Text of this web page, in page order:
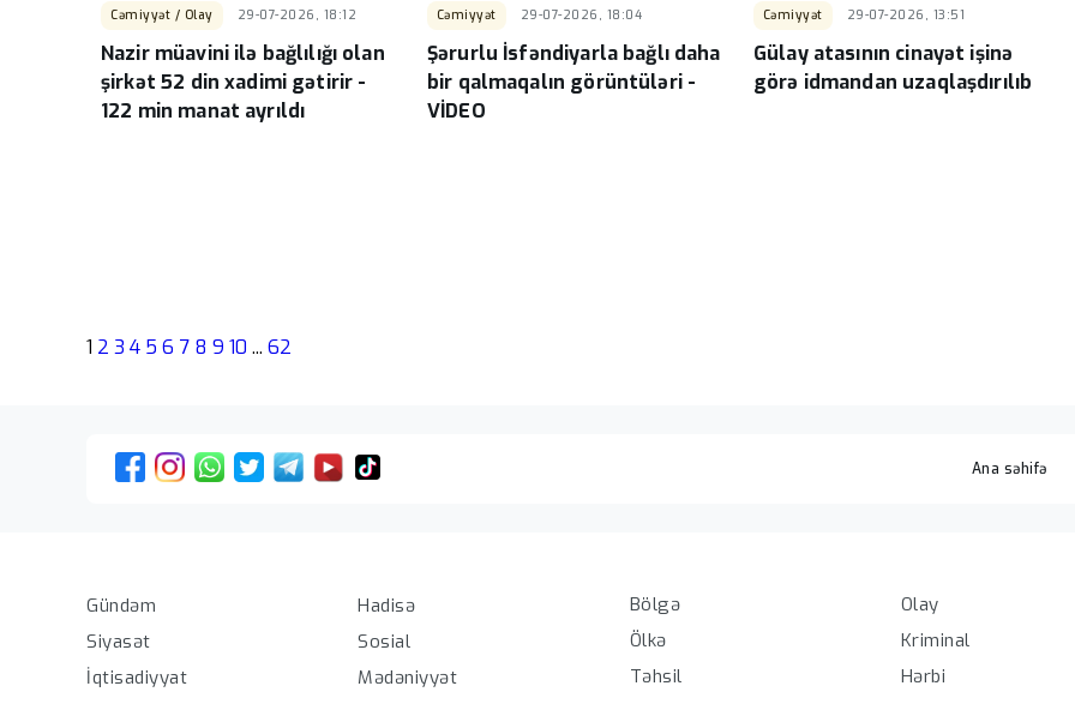
Cəmiyyət / Olay 29-07-2026, 18:12
Nazir müavini ilə bağlılığı olan
şirkət 52 din xadimi gətirir -
122 min manat ayrıldı
Cəmiyyət 29-07-2026, 18:04
Şərurlu İsfəndiyarla bağlı daha
bir qalmaqalın görüntüləri -
VİDEO
Cəmiyyət 29-07-2026, 13:51
Gülay atasının cinayət işinə
görə idmandan uzaqlaşdırılıb
1 2 3 4 5 6 7 8 9 10 ... 62
Ana səhifə
Gündəm
Siyasət
İqtisadiyyat
Hadisə
Sosial
Mədəniyyət
Bölgə
Ölkə
Təhsil
Olay
Kriminal
Hərbi